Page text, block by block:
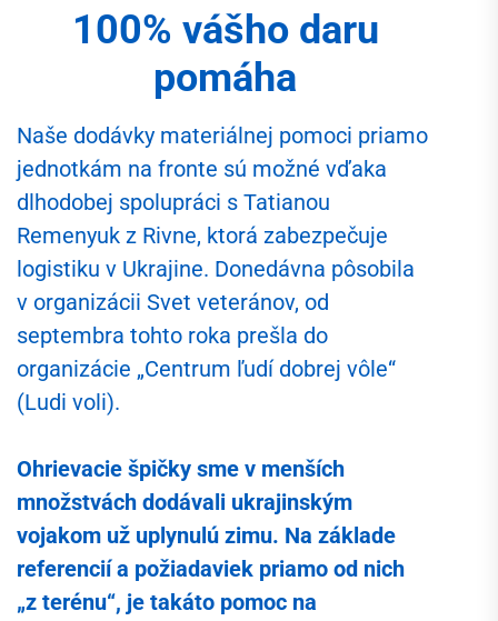
100% vášho daru
pomáha
Naše dodávky materiálnej pomoci priamo
jednotkám na fronte sú možné vďaka
dlhodobej spolupráci s Tatianou
Remenyuk z Rivne, ktorá zabezpečuje
logistiku v Ukrajine. Donedávna pôsobila
v organizácii Svet veteránov, od
septembra tohto roka prešla do
organizácie „Centrum ľudí dobrej vôle“
(Ludi voli).
Ohrievacie špičky sme v menších
množstvách dodávali ukrajinským
vojakom už uplynulú zimu. Na základe
referencií a požiadaviek priamo od nich
„z terénu“, je takáto pomoc na